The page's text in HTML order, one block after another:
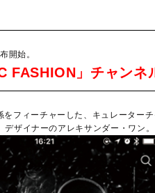
開始。
FASHION」チャンネ
フィーチャーした、キュレーター
ザイナーのアレキサンダー・ワン。